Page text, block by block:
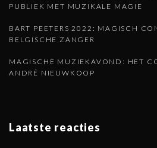
PUBLIEK MET MUZIKALE MAGIE
BART PEETERS 2022: MAGISCH
BELGISCHE ZANGER
MAGISCHE MUZIEKAVOND: HET
ANDRÉ NIEUWKOOP
Laatste reacties